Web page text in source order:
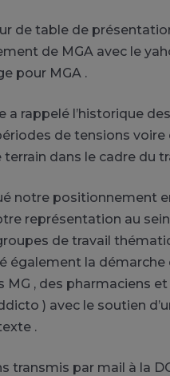
de table de
de MGA avec le
pour MGA .
a rappelé l’historique
de tensions
terrain dans le cadre du
notre positionnement
représentation au
de travail
également la
MG , des pharmaciens
) avec le soutien
.
transmis par mail à la